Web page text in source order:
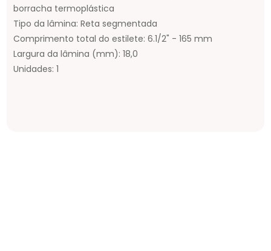
borracha termoplástica
Tipo da lâmina: Reta segmentada
Comprimento total do estilete: 6.1/2" - 165 mm
Largura da lâmina (mm): 18,0
Unidades: 1